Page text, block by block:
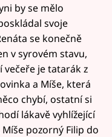
by se mělo
svoje
se konečně
v syrovém stavu,
je tatarák z
a Míše, která
chybí, ostatní si
lákavě vyhlížející
pozorný Filip do